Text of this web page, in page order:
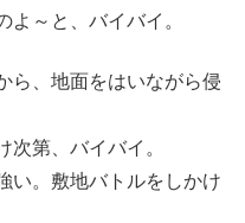
よ～と、バイバイ。
ら、地面をはいながら侵
次第、バイバイ。
い。敷地バトルをしかけ